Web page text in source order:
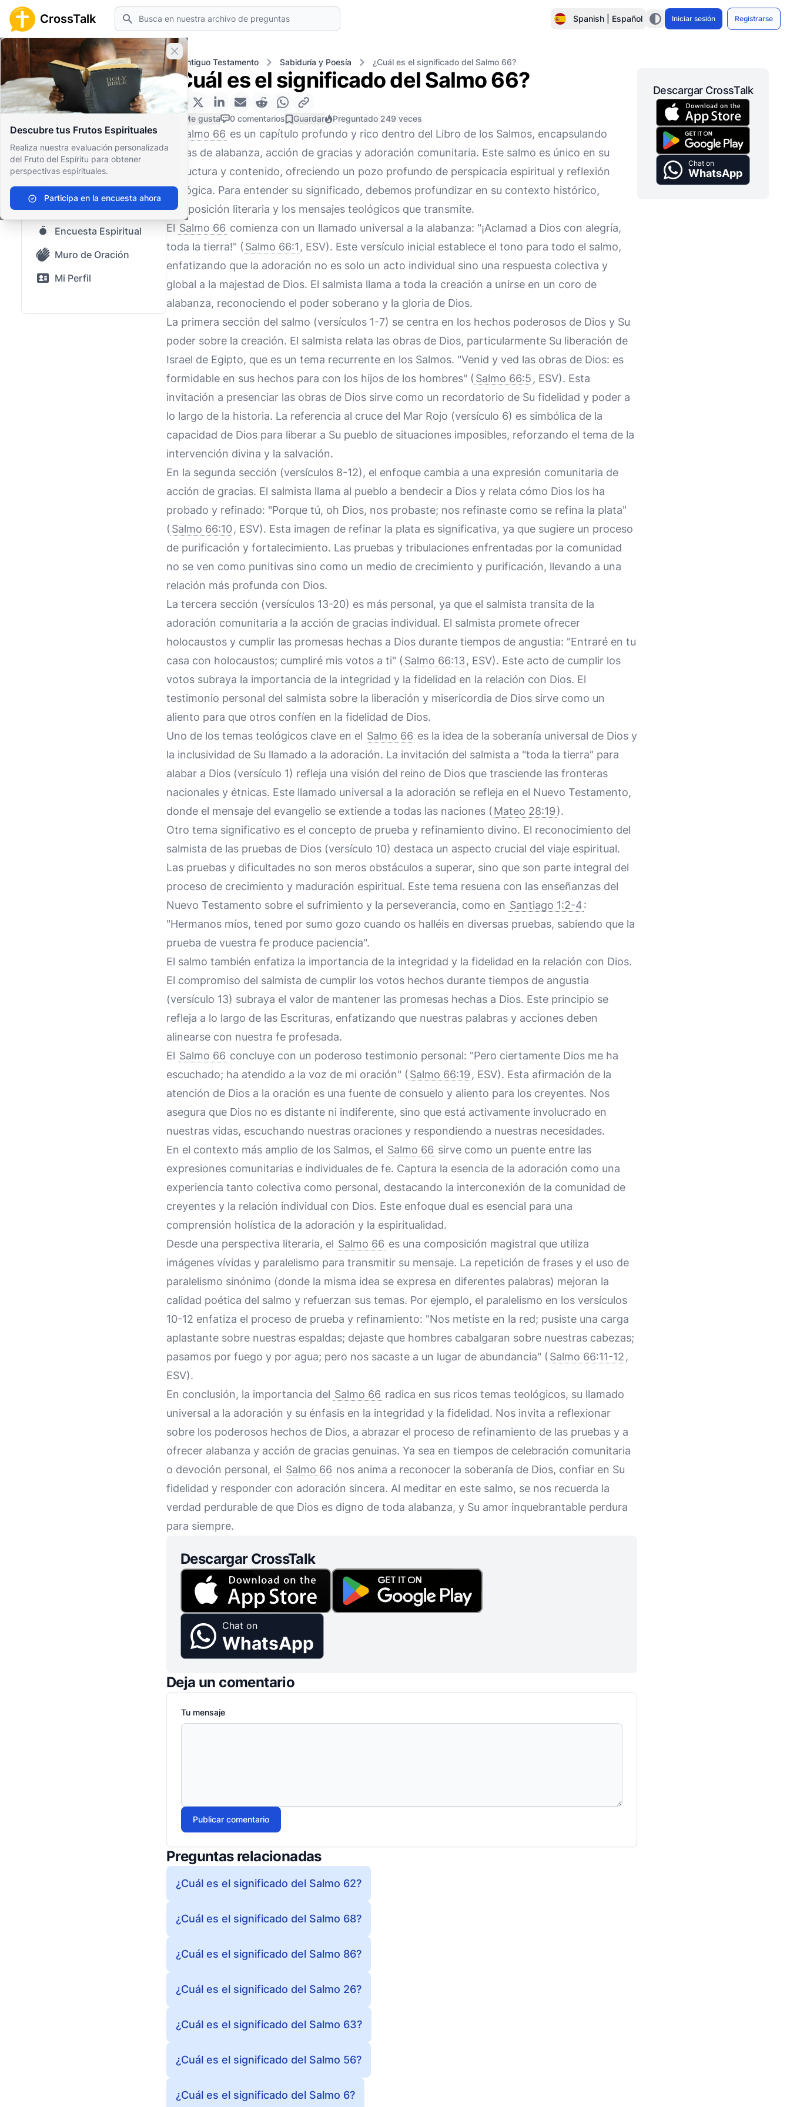
CrossTalk Buscar Spanish | Español Iniciar sesión Registrarse
Cerrar banner
Descubre tus Frutos Espirituales
Realiza nuestra evaluación personalizada
del Fruto del Espíritu para obtener
perspectivas espirituales.
Participa en la encuesta ahora
Inicio Archivo de Preguntas Antiguo Testamento Sabiduría y Poesía ¿Cuál es el significado del Salmo 66?
Inicio
Archivo de Preguntas
Nuestro blog
Contenido guardado
Preguntas Populares
Biblia Sagrada
Encuesta Espiritual
Muro de Oración
Mi Perfil
¿Cuál es el significado del Salmo 66?
0 Me gusta 0 comentarios Guardar Preguntado 249 veces
Salmo 66 es un capítulo profundo y rico dentro del Libro de los Salmos, encapsulando
temas de alabanza, acción de gracias y adoración comunitaria. Este salmo es único en su
estructura y contenido, ofreciendo un pozo profundo de perspicacia espiritual y reflexión
teológica. Para entender su significado, debemos profundizar en su contexto histórico,
composición literaria y los mensajes teológicos que transmite.
El Salmo 66 comienza con un llamado universal a la alabanza: "¡Aclamad a Dios con alegría,
toda la tierra!" ( Salmo 66:1 , ESV). Este versículo inicial establece el tono para todo el salmo,
enfatizando que la adoración no es solo un acto individual sino una respuesta colectiva y
global a la majestad de Dios. El salmista llama a toda la creación a unirse en un coro de
alabanza, reconociendo el poder soberano y la gloria de Dios.
La primera sección del salmo (versículos 1-7) se centra en los hechos poderosos de Dios y Su
poder sobre la creación. El salmista relata las obras de Dios, particularmente Su liberación de
Israel de Egipto, que es un tema recurrente en los Salmos. "Venid y ved las obras de Dios: es
formidable en sus hechos para con los hijos de los hombres" ( Salmo 66:5 , ESV). Esta
invitación a presenciar las obras de Dios sirve como un recordatorio de Su fidelidad y poder a
lo largo de la historia. La referencia al cruce del Mar Rojo (versículo 6) es simbólica de la
capacidad de Dios para liberar a Su pueblo de situaciones imposibles, reforzando el tema de la
intervención divina y la salvación.
En la segunda sección (versículos 8-12), el enfoque cambia a una expresión comunitaria de
acción de gracias. El salmista llama al pueblo a bendecir a Dios y relata cómo Dios los ha
probado y refinado: "Porque tú, oh Dios, nos probaste; nos refinaste como se refina la plata"
( Salmo 66:10 , ESV). Esta imagen de refinar la plata es significativa, ya que sugiere un proceso
de purificación y fortalecimiento. Las pruebas y tribulaciones enfrentadas por la comunidad
no se ven como punitivas sino como un medio de crecimiento y purificación, llevando a una
relación más profunda con Dios.
La tercera sección (versículos 13-20) es más personal, ya que el salmista transita de la
adoración comunitaria a la acción de gracias individual. El salmista promete ofrecer
holocaustos y cumplir las promesas hechas a Dios durante tiempos de angustia: "Entraré en tu
casa con holocaustos; cumpliré mis votos a ti" ( Salmo 66:13, ESV). Este acto de cumplir los
votos subraya la importancia de la integridad y la fidelidad en la relación con Dios. El
testimonio personal del salmista sobre la liberación y misericordia de Dios sirve como un
aliento para que otros confíen en la fidelidad de Dios.
Uno de los temas teológicos clave en el Salmo 66 es la idea de la soberanía universal de Dios y
la inclusividad de Su llamado a la adoración. La invitación del salmista a "toda la tierra" para
alabar a Dios (versículo 1) refleja una visión del reino de Dios que trasciende las fronteras
nacionales y étnicas. Este llamado universal a la adoración se refleja en el Nuevo Testamento,
donde el mensaje del evangelio se extiende a todas las naciones ( Mateo 28:19).
Otro tema significativo es el concepto de prueba y refinamiento divino. El reconocimiento del
salmista de las pruebas de Dios (versículo 10) destaca un aspecto crucial del viaje espiritual.
Las pruebas y dificultades no son meros obstáculos a superar, sino que son parte integral del
proceso de crecimiento y maduración espiritual. Este tema resuena con las enseñanzas del
Nuevo Testamento sobre el sufrimiento y la perseverancia, como en Santiago 1:2-4:
"Hermanos míos, tened por sumo gozo cuando os halléis en diversas pruebas, sabiendo que la
prueba de vuestra fe produce paciencia".
El salmo también enfatiza la importancia de la integridad y la fidelidad en la relación con Dios.
El compromiso del salmista de cumplir los votos hechos durante tiempos de angustia
(versículo 13) subraya el valor de mantener las promesas hechas a Dios. Este principio se
refleja a lo largo de las Escrituras, enfatizando que nuestras palabras y acciones deben
alinearse con nuestra fe profesada.
El Salmo 66 concluye con un poderoso testimonio personal: "Pero ciertamente Dios me ha
escuchado; ha atendido a la voz de mi oración" ( Salmo 66:19 , ESV). Esta afirmación de la
atención de Dios a la oración es una fuente de consuelo y aliento para los creyentes. Nos
asegura que Dios no es distante ni indiferente, sino que está activamente involucrado en
nuestras vidas, escuchando nuestras oraciones y respondiendo a nuestras necesidades.
En el contexto más amplio de los Salmos, el Salmo 66 sirve como un puente entre las
expresiones comunitarias e individuales de fe. Captura la esencia de la adoración como una
experiencia tanto colectiva como personal, destacando la interconexión de la comunidad de
creyentes y la relación individual con Dios. Este enfoque dual es esencial para una
comprensión holística de la adoración y la espiritualidad.
Desde una perspectiva literaria, el Salmo 66 es una composición magistral que utiliza
imágenes vívidas y paralelismo para transmitir su mensaje. La repetición de frases y el uso de
paralelismo sinónimo (donde la misma idea se expresa en diferentes palabras) mejoran la
calidad poética del salmo y refuerzan sus temas. Por ejemplo, el paralelismo en los versículos
10-12 enfatiza el proceso de prueba y refinamiento: "Nos metiste en la red; pusiste una carga
aplastante sobre nuestras espaldas; dejaste que hombres cabalgaran sobre nuestras cabezas;
pasamos por fuego y por agua; pero nos sacaste a un lugar de abundancia" ( Salmo 66:11-12 ,
ESV).
En conclusión, la importancia del Salmo 66 radica en sus ricos temas teológicos, su llamado
universal a la adoración y su énfasis en la integridad y la fidelidad. Nos invita a reflexionar
sobre los poderosos hechos de Dios, a abrazar el proceso de refinamiento de las pruebas y a
ofrecer alabanza y acción de gracias genuinas. Ya sea en tiempos de celebración comunitaria
o devoción personal, el Salmo 66 nos anima a reconocer la soberanía de Dios, confiar en Su
fidelidad y responder con adoración sincera. Al meditar en este salmo, se nos recuerda la
verdad perdurable de que Dios es digno de toda alabanza, y Su amor inquebrantable perdura
para siempre.
Descargar CrossTalk
Chat on
WhatsApp
Deja un comentario
Tu mensaje
Publicar comentario
Preguntas relacionadas
¿Cuál es el significado del Salmo 62?
¿Cuál es el significado del Salmo 68?
¿Cuál es el significado del Salmo 86?
¿Cuál es el significado del Salmo 26?
¿Cuál es el significado del Salmo 63?
¿Cuál es el significado del Salmo 56?
¿Cuál es el significado del Salmo 6?
Descargar CrossTalk
Chat on
WhatsApp